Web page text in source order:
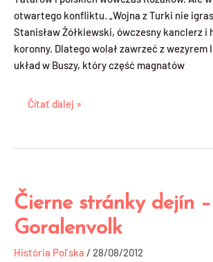
otwartego konfliktu. „Wojna z Turki nie
Stanisław Żółkiewski, ówczesny kanclerz i
koronny. Dlatego wolał zawrzeć z wezyrem
układ w Buszy, który część magnatów
Čítať ďalej »
Čierne stránky dejín –
Goralenvolk
História Poľska /28/08/2012
Čierne
stránky
dejín
–